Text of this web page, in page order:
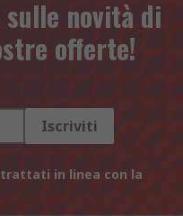
novità di
offerte!
Iscriviti
in linea con la